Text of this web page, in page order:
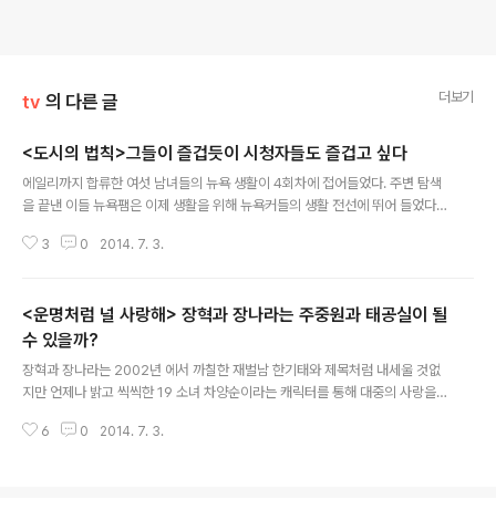
tv 의 다른 글 더보기
<도시의 법칙>그들이 즐겁듯이 시청자들도 즐겁고 싶다
에일리까지 합류한 여섯 남녀들의 뉴욕 생활이 4회차에 접어들었다. 주변 탐색
을 끝낸 이들 뉴욕팸은 이제 생활을 위해 뉴욕커들의 생활 전선에 뛰어 들었다.
주인공 백진희는 눈치를 보며 컬러스프레이를 뿌린다. 지각을 한 이천희는 그
선 도시 허름한 건물에 떨궈진 채 지갑마저 빼앗긴 출연자들은 혼란스러워했던
것도 잠시 진짜 뉴요커로 거듭나기 위해 하루하루 열심히 생활해 간다. 덕분에
먼지가 풀풀 날리던 건물은 조금씩 사람사는 냄새가 나고, 입도 뻥긋하기 힘들
었던 언어는 '호구지책'이 ..
3 0 2014. 7. 3.
<운명처럼 널 사랑해> 장혁과 장나라는 주중원과 태공실이 될
수 있을까?
장혁과 장나라는 2002년 에서 까칠한 재벌남 한기태와 제목처럼 내세울 것없
지만 언제나 밝고 씩씩한 19 소녀 차양순이라는 캐릭터를 통해 대중의 사랑을
은(?) 여자가 되어 로맨틱 코미디 를 통해 조우하게 되었다. 과연 이들은 12년
6 0 2014. 7. 3.